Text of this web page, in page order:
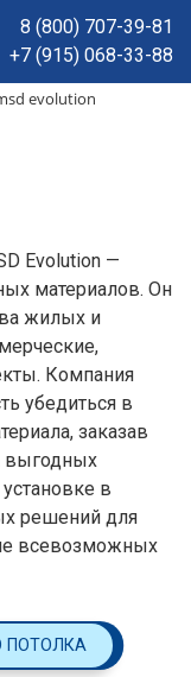
8 (800) 707-39-81
+7 (915) 068-33-88
evolution
Evolution —
материалов. Он
жилых и
Компания
убедиться в
заказав
выгодных
в
решений для
всевозможных
ПОТОЛКА